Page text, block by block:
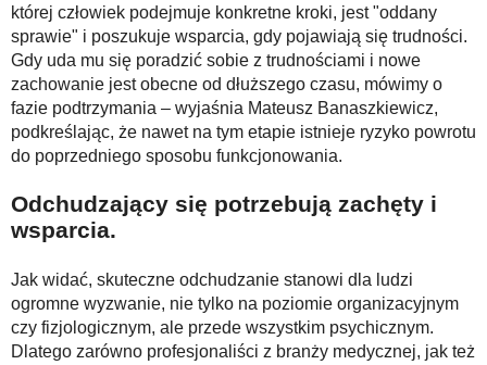
której człowiek podejmuje konkretne kroki, jest "oddany
sprawie" i poszukuje wsparcia, gdy pojawiają się trudności.
Gdy uda mu się poradzić sobie z trudnościami i nowe
zachowanie jest obecne od dłuższego czasu, mówimy o
fazie podtrzymania – wyjaśnia Mateusz Banaszkiewicz,
podkreślając, że nawet na tym etapie istnieje ryzyko powrotu
do poprzedniego sposobu funkcjonowania.
Odchudzający się potrzebują zachęty i
wsparcia.
Jak widać, skuteczne odchudzanie stanowi dla ludzi
ogromne wyzwanie, nie tylko na poziomie organizacyjnym
czy fizjologicznym, ale przede wszystkim psychicznym.
Dlatego zarówno profesjonaliści z branży medycznej, jak też